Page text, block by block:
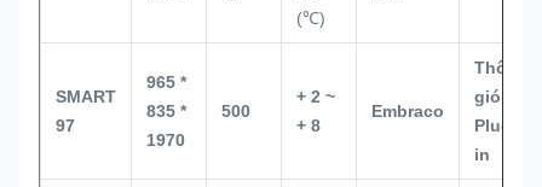
(℃)
SMART
97
965 *
835 *
1970
500
+ 2 ~
+ 8
Embraco
Thông
gió,
Plug-
in